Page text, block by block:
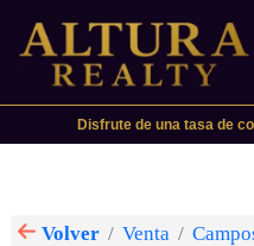
Disfrute de una tasa de
Volver Venta